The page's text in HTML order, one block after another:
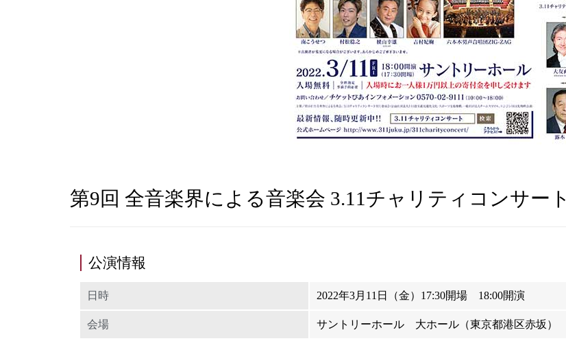
第9回 全音楽界による音楽会 3.11チャリティコンサート
公演情報
日時 2022年3月11日（金）17:30開場 18:00開演
会場 サントリーホール 大ホール（東京都港区赤坂）